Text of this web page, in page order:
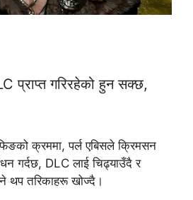
प्राप्त गरिरहेको हुन सक्छ,
क्रममा, पर्ल एबिसले क्रिमसन
गर्दछ, DLC लाई चिढ्याउँदै र
थप तरिकाहरू खोज्दै।